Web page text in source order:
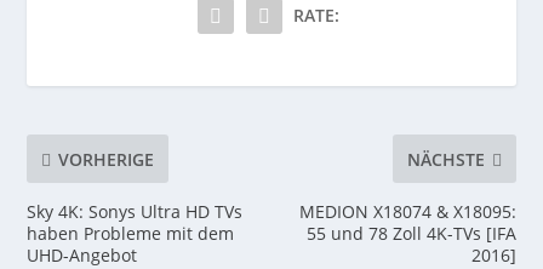
RATE:
VORHERIGE
Sky 4K: Sonys Ultra HD TVs
haben Probleme mit dem
UHD-Angebot
NÄCHSTE
MEDION X18074 & X18095:
55 und 78 Zoll 4K-TVs [IFA
2016]